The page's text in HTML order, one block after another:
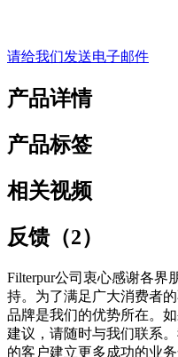
请给我们发送电子邮件
产品详情
产品标签
相关视频
反馈（2）
Filterpur公司衷心感谢各界
持。为了满足广大消费者
品牌是我们的优势所在。
建议，请随时与我们联系
的客户建立更多成功的业